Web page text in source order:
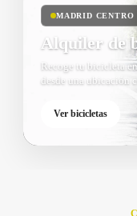
MADRID CENTRO
Alquiler de
Recoge tu bicicleta
desde una ubicación
Ver bicicletas